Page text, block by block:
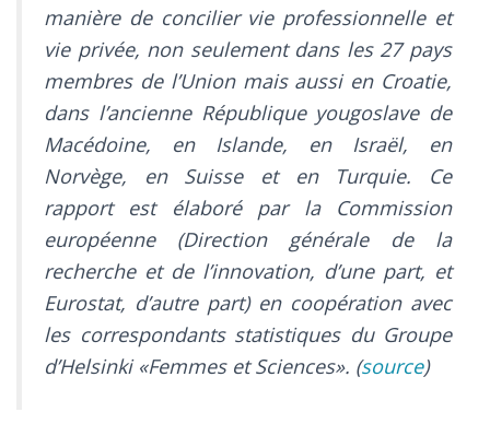
manière de concilier vie professionnelle et
vie privée, non seulement dans les 27 pays
membres de l’Union mais aussi en Croatie,
dans l’ancienne République yougoslave de
Macédoine, en Islande, en Israël, en
Norvège, en Suisse et en Turquie. Ce
rapport est élaboré par la Commission
européenne (Direction générale de la
recherche et de l’innovation, d’une part, et
Eurostat, d’autre part) en coopération avec
les correspondants statistiques du Groupe
d’Helsinki «Femmes et Sciences». (source)